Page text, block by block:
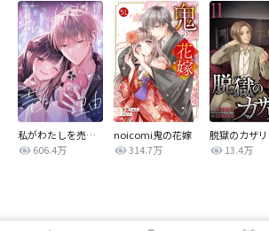
私がわたしを売る理由
606.4万
noicomi鬼の花嫁
314.7万
脱獄のカザ
13.4万